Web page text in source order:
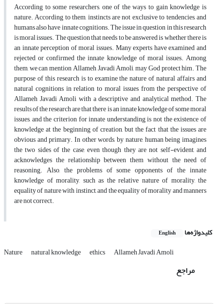
According to some researchers, one of the ways to gain knowledge is
nature. According to them, instincts are not exclusive to tendencies, and
humans also have innate cognitions. The issue in question in this research
is moral issues. The question that needs to be answered is whether there is
an innate perception of moral issues. Many experts have examined and
rejected or confirmed the innate knowledge of moral issues. Among
them, we can mention Allameh Javadi Amoli, may God protect him. The
purpose of this research is to examine the nature of natural affairs and
natural cognitions in relation to moral issues from the perspective of
Allameh Javadi Amoli with a descriptive and analytical method. The
results of the research are that there is an innate knowledge of some moral
issues, and the criterion for innate understanding is not the existence of
knowledge at the beginning of creation, but the fact that the issues are
obvious and primary. In other words, by nature, human being imagines
the two sides of the case, even though they are not self-evident, and
acknowledges the relationship between them without the need of
reasoning. Also, the problems of some opponents of the innate
knowledge of morality, such as the relative nature of morality, the
equality of nature with instinct, and the equality of morality and manners
are not correct.
کلیدواژه‌ها English
Nature natural knowledge ethics Allameh Javadi Amoli
مراجع